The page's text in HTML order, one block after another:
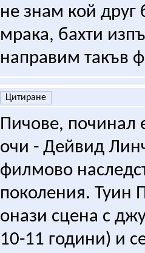
не знам кой друг
мрака, бахти
направим такъв
Цитиране
Пичове, починал
очи - Дейвид
филмово
поколения. Туин
онази сцена с
10-11 години) и